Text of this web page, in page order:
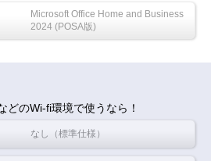
Microsoft Office Home and Business
2024 (POSA版)
どのWi-fi環境で使うなら！
なし（標準仕様）